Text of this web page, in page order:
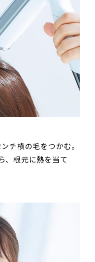
チ横の毛をつかむ。
、根元に熱を当て